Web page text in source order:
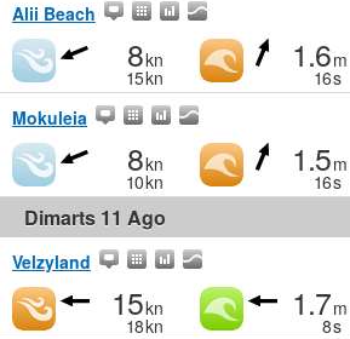
Alii Beach
8kn
15kn
1.6m
16s
Mokuleia
8kn
10kn
1.5m
16s
Dimarts 11 Ago
Velzyland
15kn
18kn
1.7m
8s